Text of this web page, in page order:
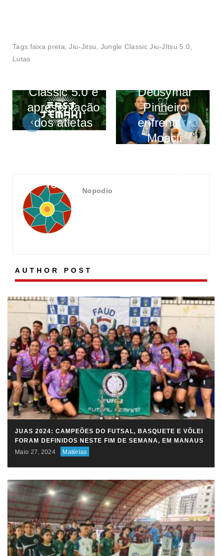
Tags:faixa preta ,Jiu-Jitsu Jungle Classic Jiu-JItsu 5.0
Lutas
Classic 5.0 e
apresentação
dos atletas
Temaki
Deusymar
Pinheiro
enfrentará
Moacir
Nopodio
AUTHOR POST
JUAS 2024: CAMPEÕES DO FUTSAL, BASQUETE E VÔLEI
FORAM DEFINIDOS NESTE FIM DE SEMANA, EM MANAUS
Maio 27, 2024
Matérias